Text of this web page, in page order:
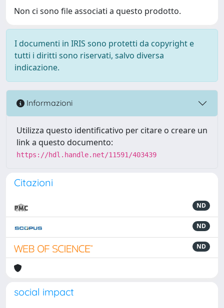
Non ci sono file associati a questo prodotto.
I documenti in IRIS sono protetti da copyright e
tutti i diritti sono riservati, salvo diversa
indicazione.
Informazioni
Utilizza questo identificativo per citare o creare un
link a questo documento:
https://hdl.handle.net/11591/403439
Citazioni
ND
ND
ND
social impact